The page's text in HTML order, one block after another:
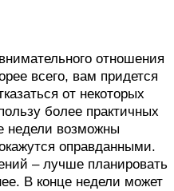
отношения
всего, вам придется
от некоторых
более практичных
недели возможны
оправданными.
– лучше планировать
В конце недели может